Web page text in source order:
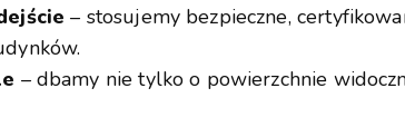
– stosujemy bezpieczne,
– dbamy nie tylko o powierzchnie